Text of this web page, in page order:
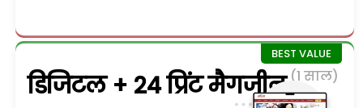
डिजिटल + 24 प्रिंट मैगजीन (1 साल)